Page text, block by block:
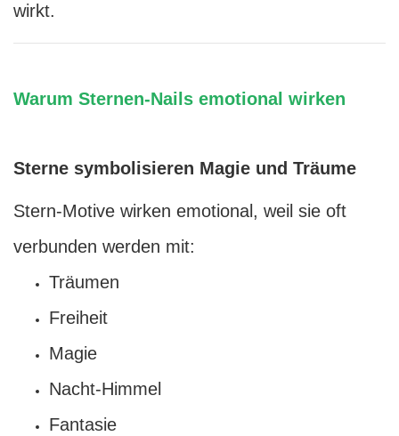
wirkt.
Warum Sternen-Nails emotional wirken
Sterne symbolisieren Magie und Träume
Stern-Motive wirken emotional, weil sie oft
verbunden werden mit:
Träumen
Freiheit
Magie
Nacht-Himmel
Fantasie